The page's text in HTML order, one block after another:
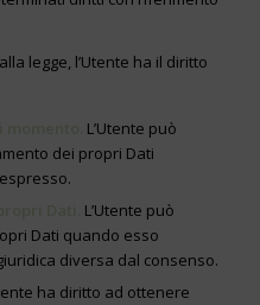
legge, l’Utente ha il diritto
L’Utente può
dei propri Dati
L’Utente può
Dati quando esso
diversa dal consenso.
ha diritto ad ottenere